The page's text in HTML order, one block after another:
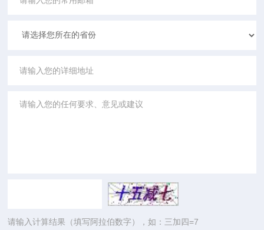
请输入计算结果（填写阿拉伯数字），如：三加四=7